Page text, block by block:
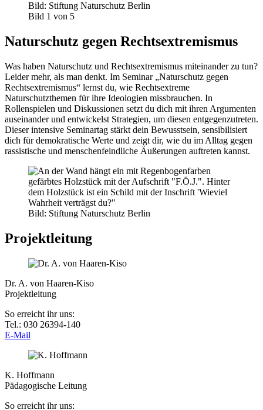
Bild: Stiftung Naturschutz Berlin
Bild 1 von 5
Naturschutz gegen Rechtsextremismus
Was haben Naturschutz und Rechtsextremismus miteinander zu tun?
Leider mehr, als man denkt. Im Seminar „Naturschutz gegen
Rechtsextremismus“ lernst du, wie Rechtsextreme
Naturschutzthemen für ihre Ideologien missbrauchen. In
Rollenspielen und Diskussionen setzt du dich mit ihren Argumenten
auseinander und entwickelst Strategien, um diesen entgegenzutreten.
Dieser intensive Seminartag stärkt dein Bewusstsein, sensibilisiert
dich für demokratische Werte und zeigt dir, wie du im Alltag gegen
rassistische und menschenfeindliche Äußerungen auftreten kannst.
Bild: Stiftung Naturschutz Berlin
Projektleitung
Dr. A. von Haaren-Kiso
Projektleitung
So erreicht ihr uns:
Tel.: 030 26394-140
E-Mail
K. Hoffmann
Pädagogische Leitung
So erreicht ihr uns: